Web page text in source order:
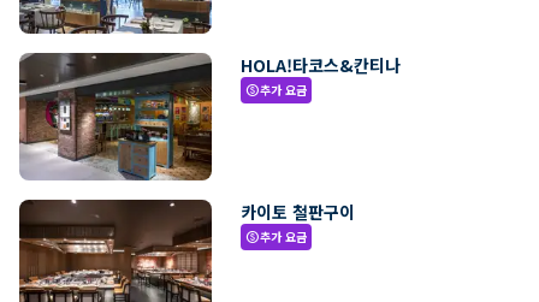
HOLA!타코스&칸티나
paid추가 요금
카이토 철판구이
paid추가 요금